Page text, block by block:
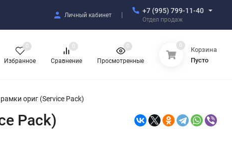
Личный кабинет
+7 (995) 799-11-40
Отдел продаж
Избранное
0
Сравнение
0
Просмотренные
0 0
Корзина
Пусто
ориг (Service Pack)
Pack)